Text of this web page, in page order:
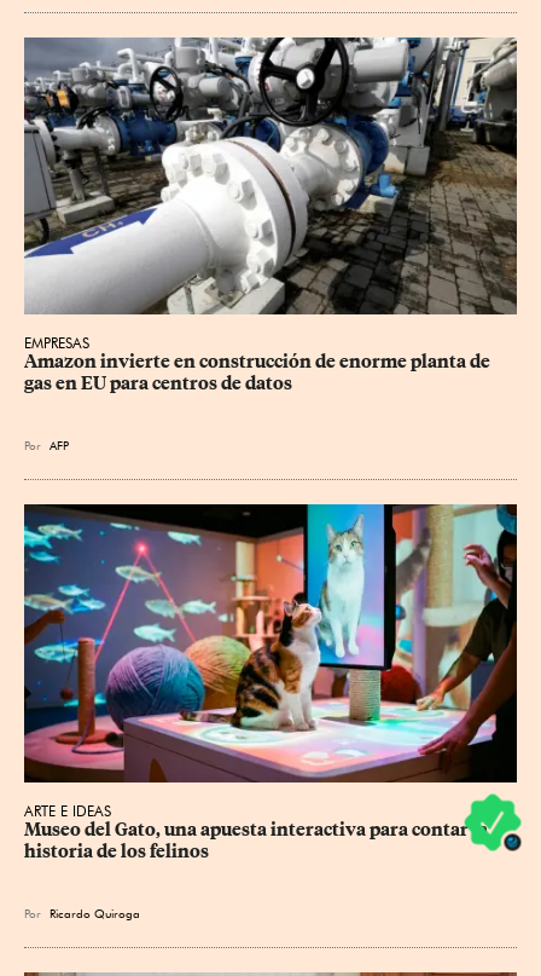
EMPRESAS
Amazon invierte en construcción de enorme planta de
gas en EU para centros de datos
Por AFP
ARTE E IDEAS
Museo del Gato, una apuesta interactiva para contar la
historia de los felinos
Por Ricardo Quiroga